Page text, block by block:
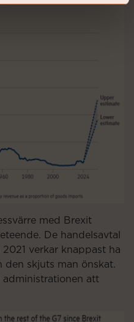
med Brexit
De handelsavtal
verkar knappast ha
skjuts man önskat.
administrationen att